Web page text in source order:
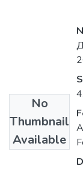
No
Thumbnail
Available